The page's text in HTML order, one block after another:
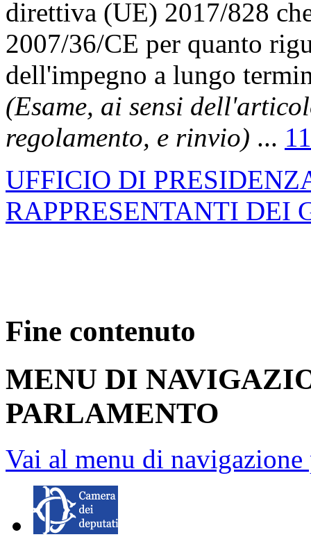
direttiva (UE) 2017/828
2007/36/CE per quanto
dell'impegno a lungo
(Esame, ai sensi
regolamento, e rinvio) ...
UFFICIO DI
RAPPRESENTANTI DEI
Fine contenuto
MENU DI
PARLAMENTO
Vai al menu di